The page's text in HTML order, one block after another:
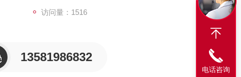
访问量：1516
13581986832
电话咨询